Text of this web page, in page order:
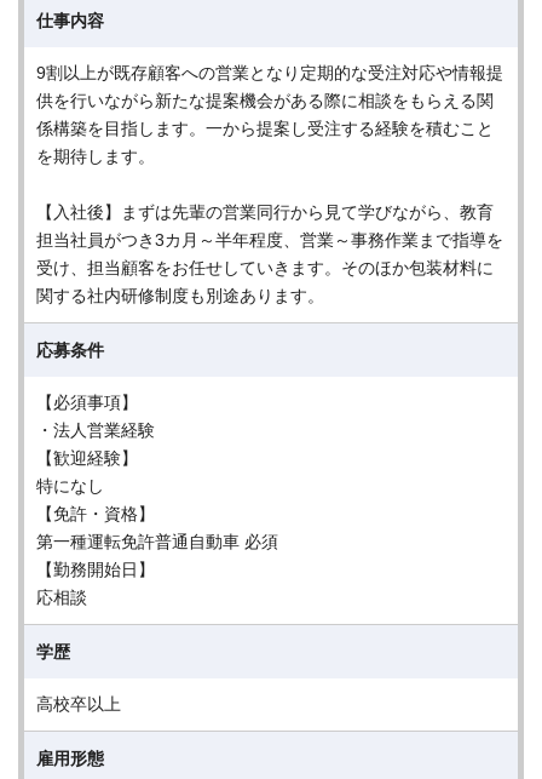
仕事内容
9割以上が既存顧客への営業となり定期的な受注対応や情報提
供を行いながら新たな提案機会がある際に相談をもらえる関
係構築を目指します。一から提案し受注する経験を積むこと
を期待します。
【入社後】まずは先輩の営業同行から見て学びながら、教育
担当社員がつき3カ月～半年程度、営業～事務作業まで指導を
受け、担当顧客をお任せしていきます。そのほか包装材料に
関する社内研修制度も別途あります。
応募条件
【必須事項】
・法人営業経験
【歓迎経験】
特になし
【免許・資格】
第一種運転免許普通自動車 必須
【勤務開始日】
応相談
学歴
高校卒以上
雇用形態